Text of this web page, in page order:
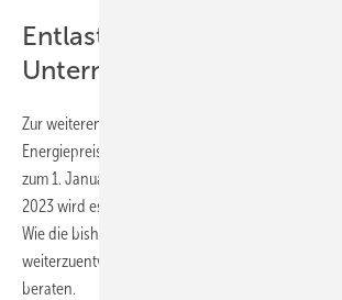
Entlastungen für Bürger
Unternehmen
Zur weiteren Entlastung einkommensschwacher
Energiepreisen plant die Bundesregierung eine
zum 1. Januar 2023 in Kraft treten soll. Ebenfalls
2023 wird es das im Koalitionsvertrag vereinbarte
Wie die bisherige Grundsicherung für
weiterzuentwickeln ist, wird noch innerhalb der
beraten.